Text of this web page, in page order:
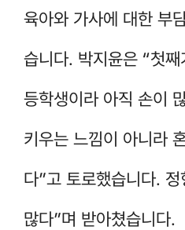
육아와 가사에 대한 부
습니다. 박지윤은 “첫
등학생이라 아직 손이
키우는 느낌이 아니라
다”고 토로했습니다.
많다”며 받아쳤습니다.